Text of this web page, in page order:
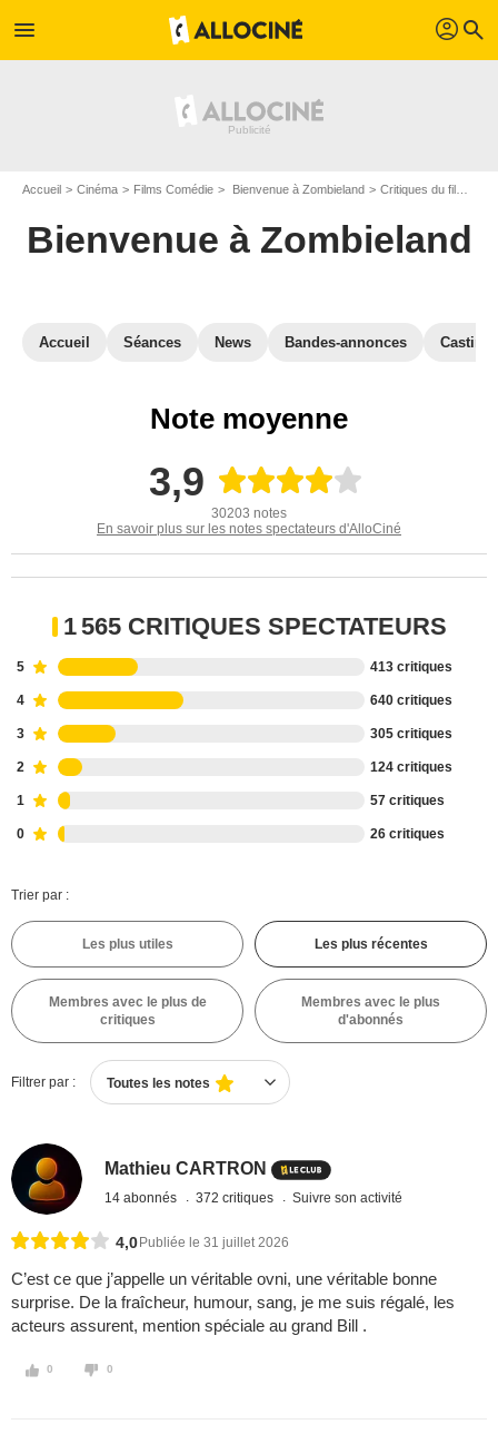
menu profil search
Accueil Cinéma Films Comédie Bienvenue à Zombieland Critiques du film Bienvenue à Zombieland
Bienvenue à Zombieland
Accueil Séances News Bandes-annonces Casting
Note moyenne
3,9
30203 notes
En savoir plus sur les notes spectateurs d'AlloCiné
1 565 CRITIQUES SPECTATEURS
5 413 critiques
4 640 critiques
3 305 critiques
2 124 critiques
1 57 critiques
0 26 critiques
Trier par :
Les plus utiles Les plus récentes
Membres avec le plus de
critiques
Membres avec le plus
d'abonnés
Filtrer par : Toutes les notes
Mathieu CARTRON
14 abonnés 372 critiques Suivre son activité
4,0 Publiée le 31 juillet 2026
C’est ce que j’appelle un véritable ovni, une véritable bonne
surprise. De la fraîcheur, humour, sang, je me suis régalé, les
acteurs assurent, mention spéciale au grand Bill .
0 0